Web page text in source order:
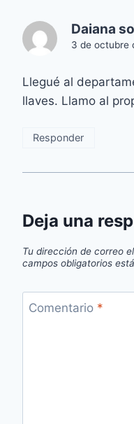
Daiana
3 de octubre
Llegué al
llaves. Llamo al
Responder
Deja una
Tu dirección de correo
campos obligatorios
Comentario *